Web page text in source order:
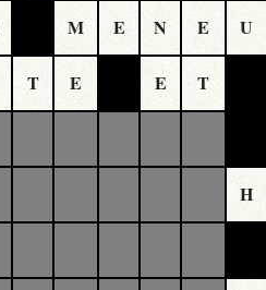
M E N E U
T E E T
H